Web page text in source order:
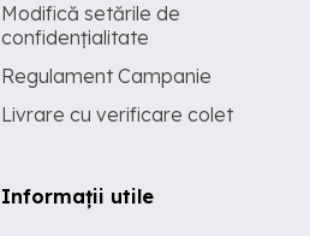
Modifică setările de
confidențialitate
Regulament Campanie
Livrare cu verificare colet
Informații utile